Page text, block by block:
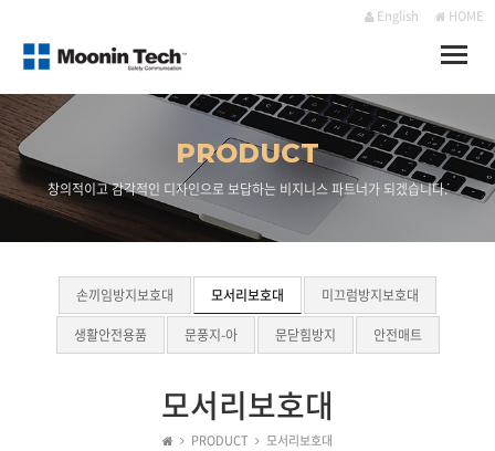
English HOME
Toggle
PRODUCT
창의적이고 감각적인 디자인으로 보답하는 비지니스 파트너가 되겠습니다.
손끼임방지보호대 모서리보호대
미끄럼방지보호대
생활안전용품
문풍지-아 문닫힘방지 안전매트
모서리보호대
PRODUCT 모서리보호대